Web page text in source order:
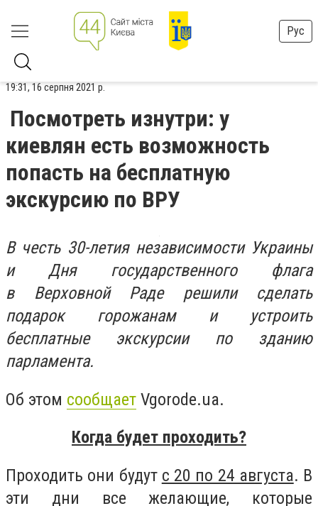
Рус
19:31, 16 серпня 2021 р.
Посмотреть изнутри: у
киевлян есть возможность
попасть на бесплатную
экскурсию по ВРУ
В честь 30-летия независимости Украины
и Дня государственного флага
в Верховной Раде решили сделать
подарок горожанам и устроить
бесплатные экскурсии по зданию
парламента.
Об этом сообщает Vgorode.ua.
Когда будет проходить?
Проходить они будут с 20 по 24 августа. В
эти дни все желающие, которые